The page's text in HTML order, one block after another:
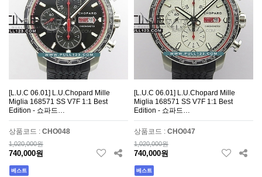
[L.U.C 06.01] L.U.Chopard Mille
Miglia 168571 SS V7F 1:1 Best
Edition - 쇼파드…
상품코드 : CHO048
1,020,000원
740,000원
베스트
[L.U.C 06.01] L.U.Chopard Mille
Miglia 168571 SS V7F 1:1 Best
Edition - 쇼파드…
상품코드 : CHO047
1,020,000원
740,000원
베스트